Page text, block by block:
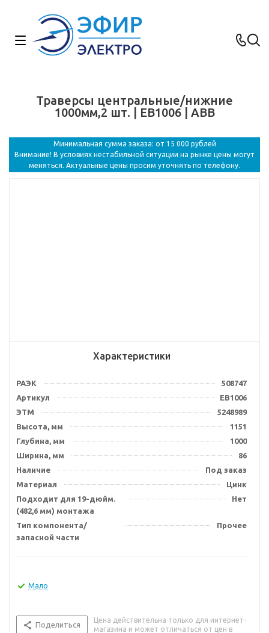
Траверсы центральные/нижние
1000мм,2 шт. | EB1006 | ABB
Минимальная сумма заказа: от 15 000 рублей
Внимание! В условиях нестабильной ситуации на рынке цены могут
меняться. Актуальные цены просим уточнять по телефону.
Характеристики
РАЭК
508747
Артикул
EB1006
ЭТМ
5248989
Высота, мм
1151
Глубина, мм
1000
Ширина, мм
86
Наличие
Под заказ
Материал
Цинк
Подходит для 19-дюйм.
(482,6 мм) монтажа
Нет
Тип компонента/
запасной части
Прочее
Мало
Поделиться
Цена действительна только для интернет-
магазина и может отличаться от цен в